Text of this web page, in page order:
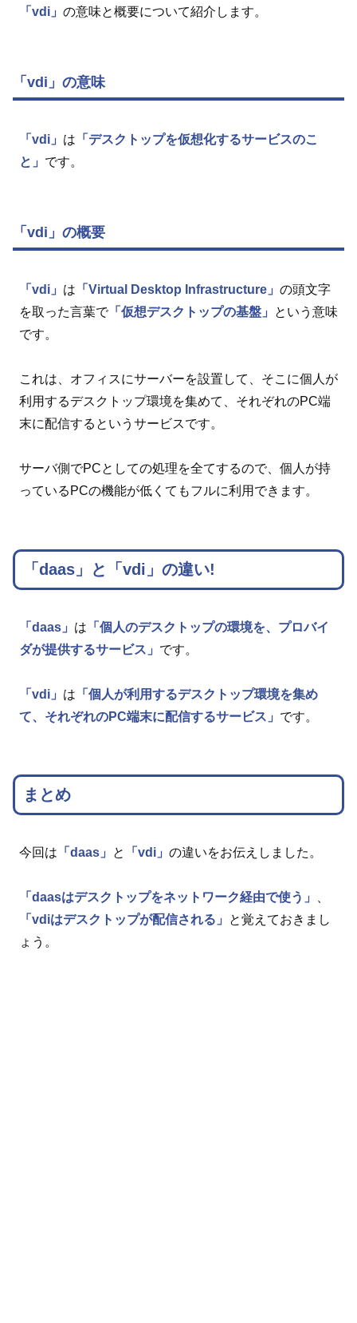
「vdi」 の意味と概要について紹介します。
「vdi」の意味
「vdi」 は 「デスクトップを仮想化するサービスのこ
と」 です。
「vdi」の概要
「vdi」 は 「Virtual Desktop Infrastructure」 の頭文字
を取った言葉で「仮想デスクトップの基盤」
という意味
です。
これは、オフィスにサーバーを設置して、そこに個人が
利用するデスクトップ環境を集めて、それぞれのPC端
末に配信するというサービスです。
サーバ側でPCとしての処理を全てするので、個人が持
っているPCの機能が低くてもフルに利用できます。
「daas」と「vdi」の違い!
「daas」 は 「個人のデスクトップの環境を、プロバイ
ダが提供するサービス」 です。
「vdi」 は 「個人が利用するデスクトップ環境を集め
て、それぞれのPC端末に配信するサービス」 です。
まとめ
今回は 「daas」 と 「vdi」 の違いをお伝えしました。
「daasはデスクトップをネットワーク経由で使う」
「vdiはデスクトップが配信される」
と覚えておきまし
ょう。